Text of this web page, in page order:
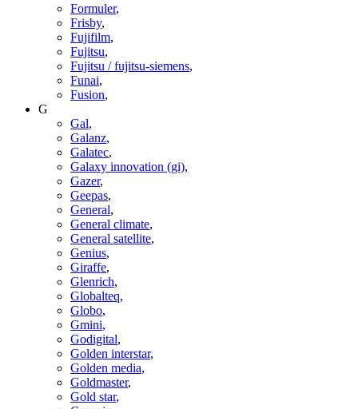
Formuler,
Frisby,
Fujifilm,
Fujitsu,
Fujitsu / fujitsu-siemens,
Funai,
Fusion,
G
Gal,
Galanz,
Galatec,
Galaxy innovation (gi),
Gazer,
Geepas,
General,
General climate,
General satellite,
Genius,
Giraffe,
Glenrich,
Globalteq,
Globo,
Gmini,
Godigital,
Golden interstar,
Golden media,
Goldmaster,
Gold star,